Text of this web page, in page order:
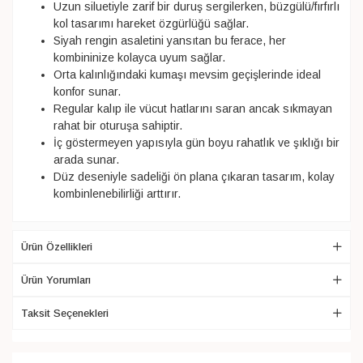
Uzun siluetiyle zarif bir duruş sergilerken, büzgülü/fırfırlı
kol tasarımı hareket özgürlüğü sağlar.
Siyah rengin asaletini yansıtan bu ferace, her
kombininize kolayca uyum sağlar.
Orta kalınlığındaki kumaşı mevsim geçişlerinde ideal
konfor sunar.
Regular kalıp ile vücut hatlarını saran ancak sıkmayan
rahat bir oturuşa sahiptir.
İç göstermeyen yapısıyla gün boyu rahatlık ve şıklığı bir
arada sunar.
Düz deseniyle sadeliği ön plana çıkaran tasarım, kolay
kombinlenebilirliği arttırır.
Ürün Özellikleri
Ürün Yorumları
Taksit Seçenekleri